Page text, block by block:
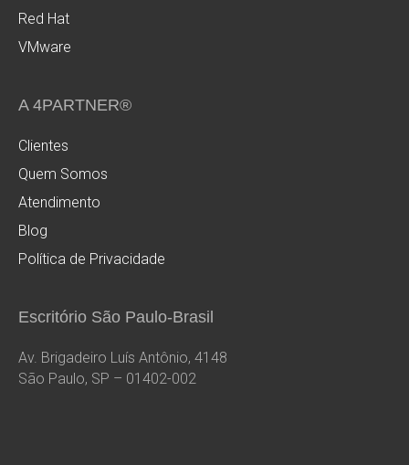
Red Hat
VMware
A 4PARTNER®
Clientes
Quem Somos
Atendimento
Blog
Política de Privacidade
Escritório São Paulo-Brasil
Av. Brigadeiro Luís Antônio, 4148
São Paulo, SP – 01402-002